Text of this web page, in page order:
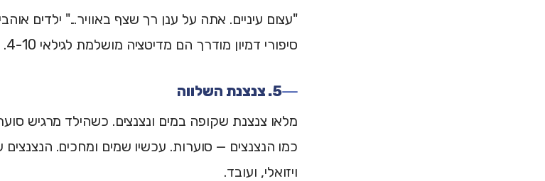
"עצום עיניים. אתה על ענן רך שצף באוויר..." ילדים
סיפורי דמיון מודרך הם מדיטציה מושלמת לגילאי 4-10.
5. צנצנת השלווה
מלאו צנצנת שקופה במים ונצנצים. כשהילד מרגיש
כמו הנצנצים — סוערות. עכשיו שמים ומחכים.
ויזואלי, ועובד.